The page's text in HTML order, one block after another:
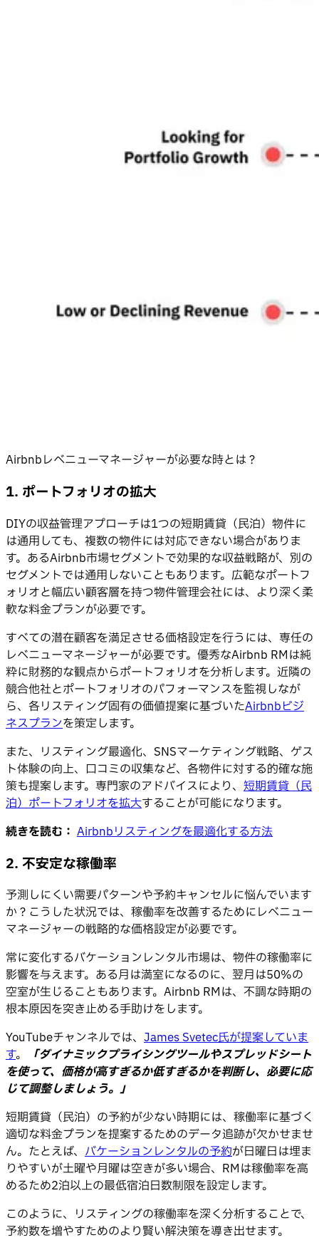
Airbnbレベニューマネージャーが必要な時とは？
1. ポートフォリオの拡大
DIYの収益管理アプローチは1つの短期賃貸（民泊）物件に
は通用しても、複数の物件には対応できない場合がありま
す。あるAirbnb市場セグメントで効果的な収益戦略が、別の
セグメントでは通用しないこともあります。広範なポートフ
ォリオと幅広い顧客層を持つ物件管理会社には、より深く柔
軟な料金プランが必要です。
すべての潜在顧客を満足させる価格設定を行うには、専任の
レベニューマネージャーが必要です。優秀なAirbnb RMは純
粋に財務的な観点からポートフォリオを分析します。近隣の
競合他社とポートフォリオのパフォーマンスを監視しなが
ら、各リスティング固有の価値提案に基づいたAirbnbビジ
ネスプランを策定します。
また、リスティング最適化、SNSマーケティング戦略、ゲス
ト体験の向上、口コミの収集など、各物件に対する的確な施
策も提案します。専門家のアドバイスにより、 短期賃貸（民
泊）ポートフォリオを拡大することが可能になります。
続きを読む： Airbnbリスティングを最適化する方法
2. 不安定な稼働率
予測しにくい需要パターンや予約キャンセルに悩んでいます
か？こうした状況では、稼働率を改善するためにレベニュー
マネージャーの戦略的な価格設定が必要です。
常に変化するバケーションレンタル市場は、物件の稼働率に
影響を与えます。ある月は満室になるのに、翌月は50%の
空室が生じることもあります。Airbnb RMは、不調な時期の
根本原因を突き止める手助けをします。
YouTubeチャンネルでは、 James Svetec氏が提案していま
す。
「ダイナミックプライシングツールやスプレッドシート
を使って、価格が高すぎるか低すぎるかを判断し、必要に応
じて調整しましょう。」
短期賃貸（民泊）の予約が少ない時期には、稼働率に基づく
適切な料金プランを提案するためのデータ追跡が欠かせませ
ん。たとえば、 バケーションレンタルの予約が日曜日は埋ま
りやすいが土曜や月曜は空きが多い場合、RMは稼働率を高
めるため2泊以上の最低宿泊日数制限を設定します。
このように、リスティングの稼働率を深く分析することで、
予約数を増やすためのより賢い解決策を導き出せます。